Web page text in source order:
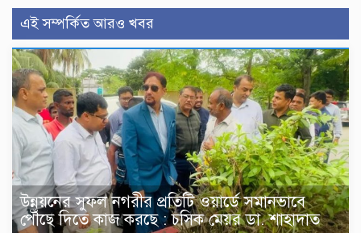
এই সম্পর্কিত আরও খবর
উন্নয়নের সুফল নগরীর প্রতিটি ওয়ার্ডে সমানভাবে
পৌঁছে দিতে কাজ করছে : চসিক মেয়র ডা. শাহাদাত